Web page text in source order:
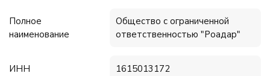
Полное
наименование
Общество с ограниченной
ответственностью "Роадар"
ИНН 1615013172